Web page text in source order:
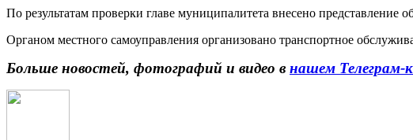
По результатам проверки главе муниципалитета внесено
Органом местного самоуправления организовано транспортное
Больше новостей, фотографий и видео в нашем Телеграм-